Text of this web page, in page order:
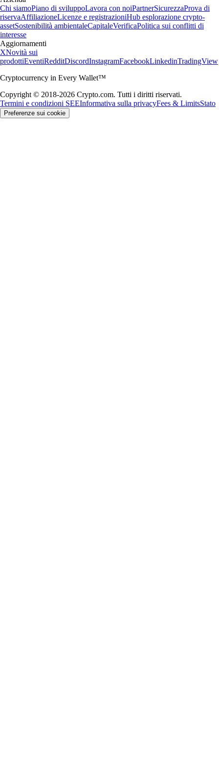
Chi siamoPiano di sviluppoLavora con noiPartnerSicurezzaProva di
riservaAffiliazioneLicenze e registrazioniHub esplorazione crypto-
assetSostenibilità ambientaleCapitaleVerificaPolitica sui conflitti di
interesse
Aggiornamenti
XNovità sui
prodottiEventiRedditDiscordInstagramFacebookLinkedinTradingView
Cryptocurrency in Every Wallet™
Copyright © 2018-2026 Crypto.com. Tutti i diritti riservati.
Termini e condizioni SEEInformativa sulla privacyFees & LimitsStato
Preferenze sui cookie